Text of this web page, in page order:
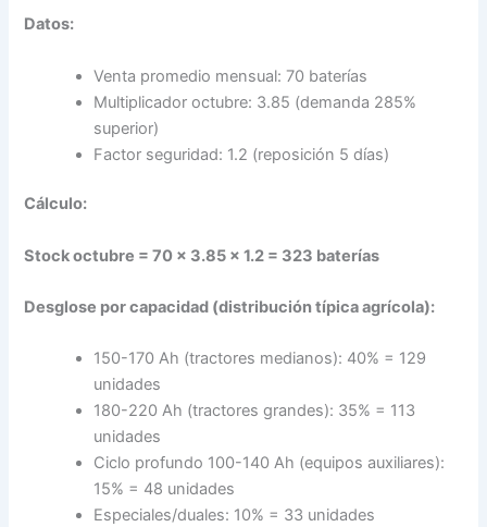
Datos:
Venta promedio mensual: 70 baterías
Multiplicador octubre: 3.85 (demanda 285%
superior)
Factor seguridad: 1.2 (reposición 5 días)
Cálculo:
Stock octubre = 70 × 3.85 × 1.2 = 323 baterías
Desglose por capacidad (distribución típica agrícola):
150-170 Ah (tractores medianos): 40% = 129
unidades
180-220 Ah (tractores grandes): 35% = 113
unidades
Ciclo profundo 100-140 Ah (equipos auxiliares):
15% = 48 unidades
Especiales/duales: 10% = 33 unidades